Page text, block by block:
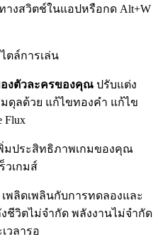
างสวิตช์ในแอปหรือกด Alt+W
ตล์การเล่น
องตัวละครของคุณ ปรับแต่ง
ดุลด้วย แก้ไขทองคำ แก้ไข
Flux
มประสิทธิภาพเกมของคุณ
วเกมส์
เพลิดเพลินกับการทดลองและ
ชีวิตไม่จำกัด พลังงานไม่จำกัด
วลารอ